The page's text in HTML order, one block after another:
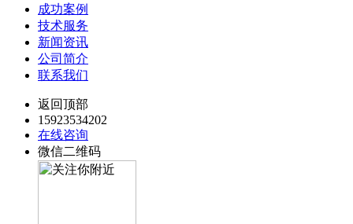
成功案例
技术服务
新闻资讯
公司简介
联系我们
返回顶部
15923534202
在线咨询
微信二维码